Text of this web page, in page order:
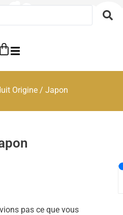
Origine / Japon
pas ce que vous